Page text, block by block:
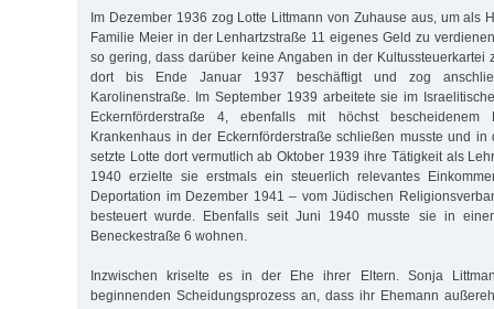
Im Dezember 1936 zog Lotte Littmann von Zuhause aus, um als
Familie Meier in der Lenhartzstraße 11 eigenes Geld zu
so gering, dass darüber keine Angaben in der Kultussteuerkartei
dort bis Ende Januar 1937 beschäftigt und zog
Karolinenstraße. Im September 1939 arbeitete sie im
Eckernförderstraße 4, ebenfalls mit höchst bescheidenem
Krankenhaus in der Eckernförderstraße schließen musste und in
setzte Lotte dort vermutlich ab Oktober 1939 ihre Tätigkeit als
1940 erzielte sie erstmals ein steuerlich relevantes
Deportation im Dezember 1941 – vom Jüdischen
besteuert wurde. Ebenfalls seit Juni 1940 musste sie in
Beneckestraße 6 wohnen.
Inzwischen kriselte es in der Ehe ihrer Eltern. Sonja
beginnenden Scheidungsprozess an, dass ihr Ehemann